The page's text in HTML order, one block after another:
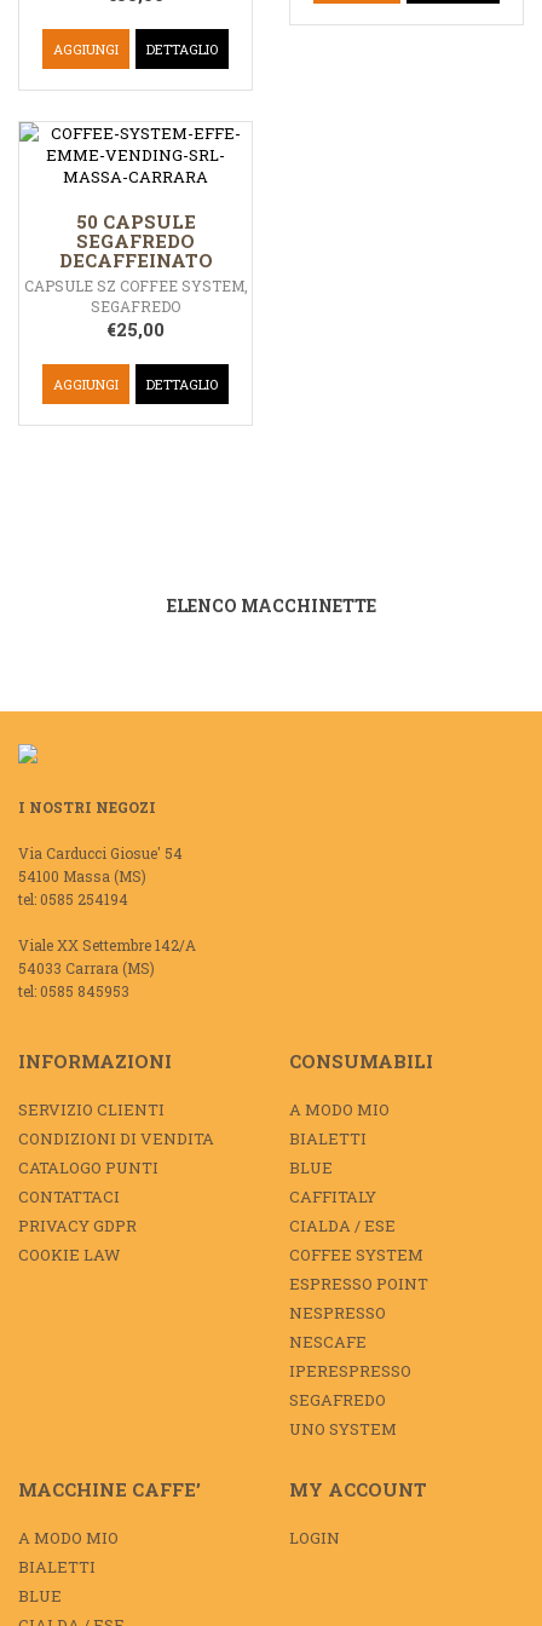
AGGIUNGI DETTAGLIO
50 CAPSULE
SEGAFREDO
DECAFFEINATO
CAPSULE SZ COFFEE SYSTEM,
SEGAFREDO
€25,00
AGGIUNGI DETTAGLIO
ELENCO MACCHINETTE
I NOSTRI NEGOZI
Via Carducci Giosue' 54
54100 Massa (MS)
tel: 0585 254194
Viale XX Settembre 142/A
54033 Carrara (MS)
tel: 0585 845953
INFORMAZIONI
SERVIZIO CLIENTI
CONDIZIONI DI VENDITA
CATALOGO PUNTI
CONTATTACI
PRIVACY GDPR
COOKIE LAW
CONSUMABILI
A MODO MIO
BIALETTI
BLUE
CAFFITALY
CIALDA / ESE
COFFEE SYSTEM
ESPRESSO POINT
NESPRESSO
NESCAFE
IPERESPRESSO
SEGAFREDO
UNO SYSTEM
MACCHINE CAFFE’
A MODO MIO
BIALETTI
BLUE
MY ACCOUNT
LOGIN